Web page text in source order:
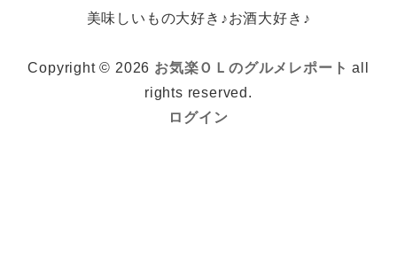
美味しいもの大好き♪お酒大好き♪
Copyright © 2026 お気楽ＯＬのグルメレポート all
rights reserved.
ログイン